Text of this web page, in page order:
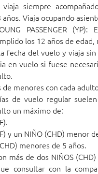
siempre
Viaja ocupando
PASSENGER
los 12 años de edad,
fecha del vuelo y viaja
en vuelo si fuese
menores con cada
de vuelo regular
un máximo de:
y un NIÑO (CHD) menor
menores de 5 años.
más de dos NIÑOS
consultar con la